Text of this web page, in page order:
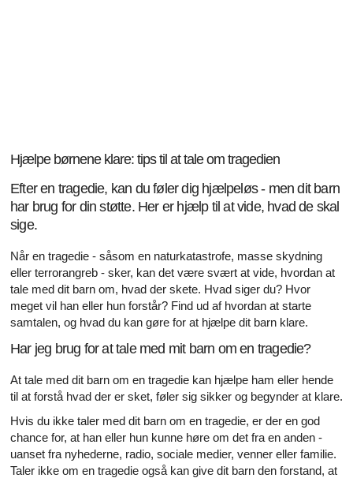
Hjælpe børnene klare: tips til at tale om tragedien
Efter en tragedie, kan du føler dig hjælpeløs - men dit barn
har brug for din støtte. Her er hjælp til at vide, hvad de skal
sige.
Når en tragedie - såsom en naturkatastrofe, masse skydning
eller terrorangreb - sker, kan det være svært at vide, hvordan at
tale med dit barn om, hvad der skete. Hvad siger du? Hvor
meget vil han eller hun forstår? Find ud af hvordan at starte
samtalen, og hvad du kan gøre for at hjælpe dit barn klare.
Har jeg brug for at tale med mit barn om en tragedie?
At tale med dit barn om en tragedie kan hjælpe ham eller hende
til at forstå hvad der er sket, føler sig sikker og begynder at klare.
Hvis du ikke taler med dit barn om en tragedie, er der en god
chance for, at han eller hun kunne høre om det fra en anden -
uanset fra nyhederne, radio, sociale medier, venner eller familie.
Taler ikke om en tragedie også kan give dit barn den forstand, at